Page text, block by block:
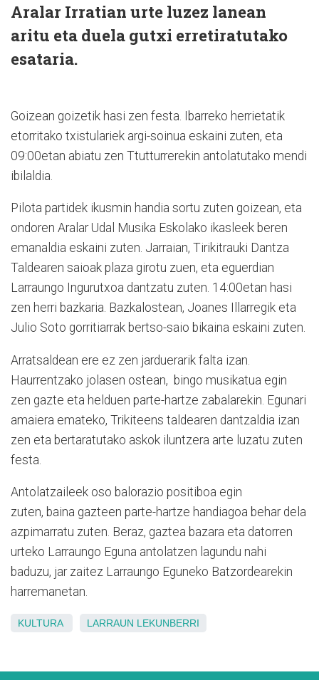
Aralar Irratian urte luzez lanean
aritu eta duela gutxi erretiratutako
esataria.
Goizean goizetik hasi zen festa. Ibarreko herrietatik
etorritako txistulariek argi-soinua eskaini zuten, eta
09:00etan abiatu zen Ttutturrerekin antolatutako mendi
ibilaldia.
Pilota partidek ikusmin handia sortu zuten goizean, eta
ondoren Aralar Udal Musika Eskolako ikasleek beren
emanaldia eskaini zuten. Jarraian, Tirikitrauki Dantza
Taldearen saioak plaza girotu zuen, eta eguerdian
Larraungo Ingurutxoa dantzatu zuten. 14:00etan hasi
zen herri bazkaria. Bazkalostean, Joanes Illarregik eta
Julio Soto gorritiarrak bertso-saio bikaina eskaini zuten.
Arratsaldean ere ez zen jarduerarik falta izan.
Haurrentzako jolasen ostean, bingo musikatua egin
zen gazte eta helduen parte-hartze zabalarekin. Egunari
amaiera emateko, Trikiteens taldearen dantzaldia izan
zen eta bertaratutako askok iluntzera arte luzatu zuten
festa.
Antolatzaileek oso balorazio positiboa egin
zuten, baina gazteen parte-hartze handiagoa behar dela
azpimarratu zuten. Beraz, gaztea bazara eta datorren
urteko Larraungo Eguna antolatzen lagundu nahi
baduzu, jar zaitez Larraungo Eguneko Batzordearekin
harremanetan.
KULTURA LARRAUN LEKUNBERRI